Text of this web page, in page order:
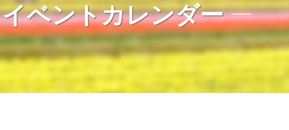
イベントカレンダー